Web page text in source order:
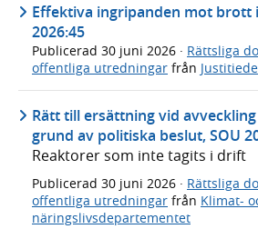
Effektiva ingripanden mot brott
2026:45
Publicerad 30 juni 2026 · Rättsliga
offentliga utredningar från
Rätt till ersättning vid
grund av politiska beslut, SOU
Reaktorer som inte tagits i drift
Publicerad 30 juni 2026 · Rättsliga
offentliga utredningar från Klimat-
näringslivsdepartementet